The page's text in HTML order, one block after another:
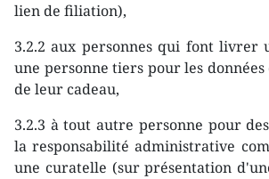
lien de filiation),
3.2.2 aux personnes qui font livrer
une personne tiers pour les
de leur cadeau,
3.2.3 à tout autre personne pour
la responsabilité administrative
une curatelle (sur présentation